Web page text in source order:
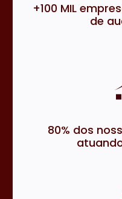
+100 MIL
de
80% dos